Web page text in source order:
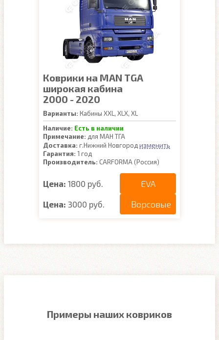
Коврики на MAN TGA
широкая кабина
2000 - 2020
Варианты: Кабины XXL, XLX, XL
Наличие: Есть в наличии
Примечание: для МАН ТГА
Доставка: г.Нижний Новгород изменить
Гарантия: 1 год
Производитель: CARFORMA (Россия)
Цена: 1800 руб. EVA
Цена: 3000 руб. Ворсовые
Примеры наших ковриков